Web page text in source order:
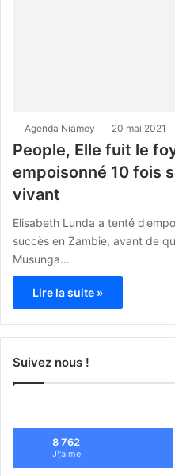
Agenda Niamey 20 mai 2021
People, Elle fuit le
empoisonné 10 fois
vivant
Elisabeth Lunda a tenté
succès en Zambie, avant de
Musunga…
Lire la suite »
Suivez nous !
8 762
J\'aime